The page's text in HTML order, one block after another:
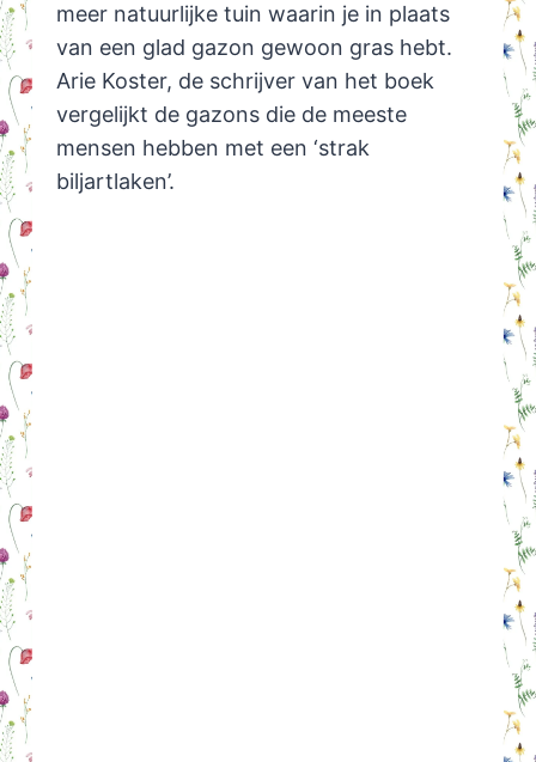
meer natuurlijke tuin waarin je in plaats
van een glad gazon gewoon gras hebt.
Arie Koster, de schrijver van het boek
vergelijkt de gazons die de meeste
mensen hebben met een ‘strak
biljartlaken’.